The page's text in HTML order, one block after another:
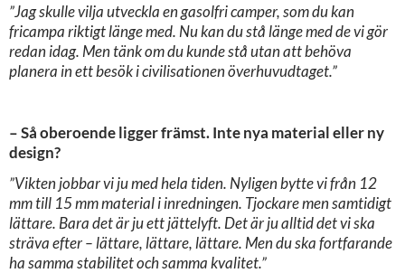
”Jag skulle vilja utveckla en gasolfri camper, som du kan
fricampa riktigt länge med. Nu kan du stå länge med de vi gör
redan idag. Men tänk om du kunde stå utan att behöva
planera in ett besök i civilisationen överhuvudtaget.”
– Så oberoende ligger främst. Inte nya material eller ny
design?
”Vikten jobbar vi ju med hela tiden. Nyligen bytte vi från 12
mm till 15 mm material i inredningen. Tjockare men samtidigt
lättare. Bara det är ju ett jättelyft. Det är ju alltid det vi ska
sträva efter – lättare, lättare, lättare. Men du ska fortfarande
ha samma stabilitet och samma kvalitet.”